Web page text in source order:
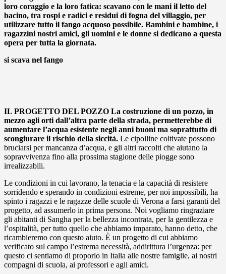
loro coraggio e la loro fatica: scavano con le mani il letto del
bacino, tra rospi e radici e residui di fogna del villaggio, per
utilizzare tutto il fango acquoso possibile. Bambini e bambine, i
ragazzini nostri amici, gli uomini e le donne si dedicano a questa
opera per tutta la giornata.
si scava nel fango
IL PROGETTO DEL POZZO La costruzione di un pozzo, in
mezzo agli orti dall’altra parte della strada, permetterebbe di
aumentare l’acqua esistente negli anni buoni ma soprattutto di
scongiurare il rischio della siccità. Le cipolline coltivate possono
bruciarsi per mancanza d’acqua, e gli altri raccolti che aiutano la
sopravvivenza fino alla prossima stagione delle piogge sono
irrealizzabili.
Le condizioni in cui lavorano, la tenacia e la capacità di resistere
sorridendo e sperando in condizioni estreme, per noi impossibili, ha
spinto i ragazzi e le ragazze delle scuole di Verona a farsi garanti del
progetto, ad assumerlo in prima persona. Noi vogliamo ringraziare
gli abitanti di Sangha per la bellezza incontrata, per la gentilezza e
l’ospitalità, per tutto quello che abbiamo imparato, hanno detto, che
ricambieremo con questo aiuto. È un progetto di cui abbiamo
verificato sul campo l’estrema necessità, addirittura l’urgenza: per
questo ci sentiamo di proporlo in Italia alle nostre famiglie, ai nostri
compagni di scuola, ai professori e agli amici.